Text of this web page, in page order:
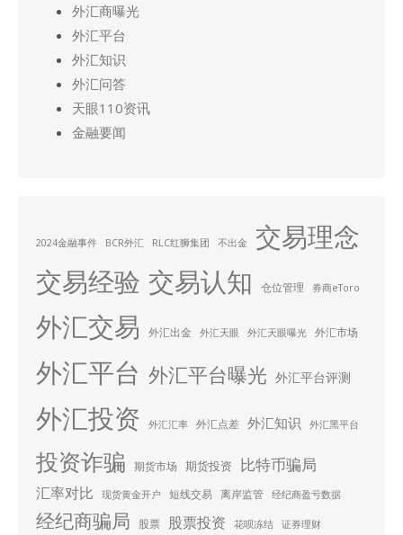
外汇商曝光
外汇平台
外汇知识
外汇问答
天眼110资讯
金融要闻
2024金融事件 BCR外汇 RLC红狮集团 不出金
交易理念
交易经验 交易认知 仓位管理 券商eToro
外汇交易 外汇出金 外汇天眼 外汇天眼曝光 外汇市场
外汇平台 外汇平台曝光 外汇平台评测
外汇投资 外汇汇率 外汇点差 外汇知识 外汇黑平台
投资诈骗 期货市场 期货投资 比特币骗局
汇率对比 现货黄金开户 短线交易 离岸监管 经纪商盈亏数据
经纪商骗局 股票 股票投资 花呗冻结 证券理财